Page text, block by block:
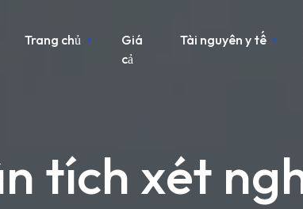
Trang chủ
Giá
cả
Tài nguyên y tế
tích xét